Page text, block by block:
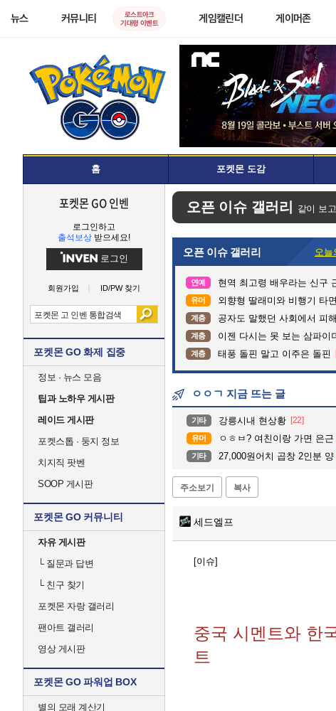
뉴스 커뮤니티
로스트아크
기대평 이벤트
게임캘린더 게이머존
홈 포켓몬 도감
포켓몬 GO 인벤
로그인하고
출석보상 받으세요!
로그인
회원가입 ID/PW 찾기
포켓몬 GO 화제 집중
정보 · 뉴스 모음
팁과 노하우 게시판
레이드 게시판
포켓스톱 · 둥지 정보
치지직 팟벤
SOOP 게시판
포켓몬 GO 커뮤니티
자유 게시판
└질문과 답변
└친구 찾기
포켓몬 자랑 갤러리
팬아트 갤러리
영상 게시판
포켓몬 GO 파워업 BOX
별의 모래 계산기
오픈 이슈 갤러리 같이 보
오픈 이슈 갤러리 오늘
연예 현역 최고령 배우라는 신구
유머 외향형 딸래미와 비행기 타
계층 공자도 말했던 사회에서 피
계층 이젠 다시는 못 보는 삼파이
계층 태풍 돌핀 말고 이주은 돌핀
ㅇㅇㄱ 지금 뜨는 글
기타 강릉시내 현상황 [22]
유머 ㅇㅎㅂ? 여친이랑 가면 은
기타 27,000원어치 곱창 2인분 양
주소보기 복사
세드엘프
[이슈]
중국 시멘트와 한
트